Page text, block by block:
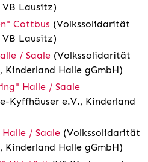
VB Lausitz)
Cottbus (Volkssolidarität
VB Lausitz)
/ Saale(Volkssolidarität
Kinderland Halle gGmbH)
Halle / Saale
Kyffhäuser e.V., Kinderland
/ Saale(Volkssolidarität
Kinderland Halle gGmbH)